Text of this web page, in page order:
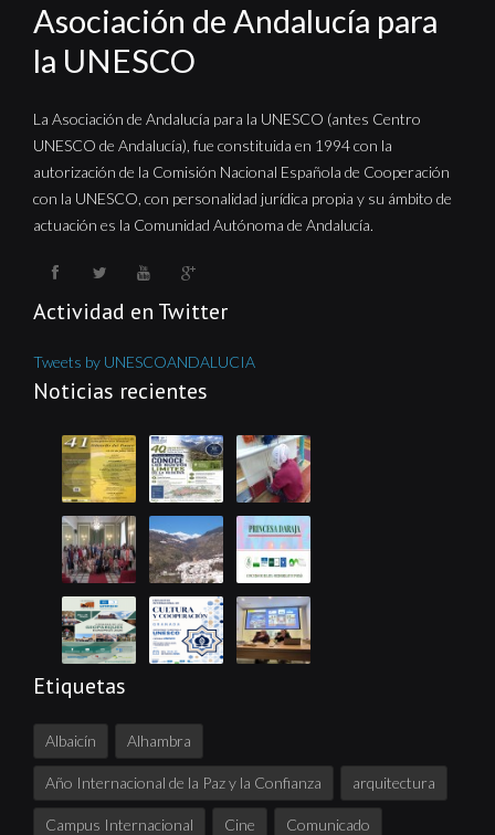
Asociación de Andalucía para
la UNESCO
La Asociación de Andalucía para la UNESCO (antes Centro
UNESCO de Andalucía), fue constituida en 1994 con la
autorización de la Comisión Nacional Española de Cooperación
con la UNESCO, con personalidad jurídica propia y su ámbito de
actuación es la Comunidad Autónoma de Andalucía.
Actividad en Twitter
Tweets by UNESCOANDALUCIA
Noticias recientes
Etiquetas
Albaicín Alhambra
Año Internacional de la Paz y la Confianza arquitectura
Campus Internacional Cine Comunicado